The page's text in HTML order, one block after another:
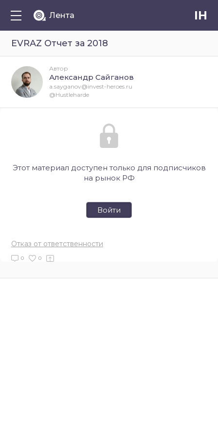
Лента IH
EVRAZ Отчет за 2018
Этот материал доступен только для подписчиков
на рынок РФ
Войти
Отказ от ответственности
0 0
Автор
Александр Сайганов
a.sayganov@invest-heroes.ru
@Hustleharde